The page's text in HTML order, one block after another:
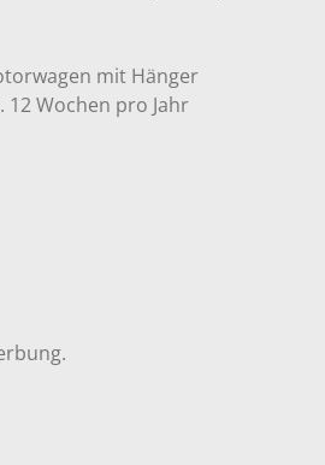
mit Hänger
Wochen pro Jahr